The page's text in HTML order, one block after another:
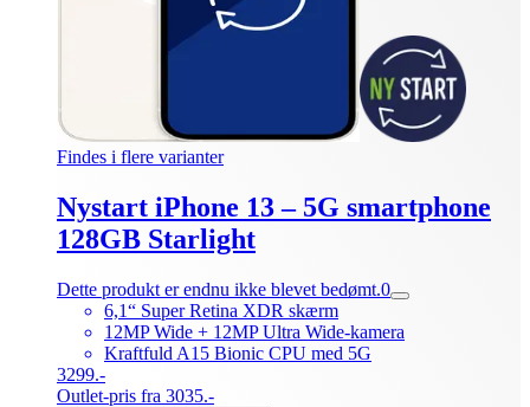
Findes i flere varianter
Nystart iPhone 13 – 5G smartphone
128GB Starlight
Dette produkt er endnu ikke blevet bedømt.0
6,1“ Super Retina XDR skærm
12MP Wide + 12MP Ultra Wide-kamera
Kraftfuld A15 Bionic CPU med 5G
3299.-
Outlet-pris fra 3035.-